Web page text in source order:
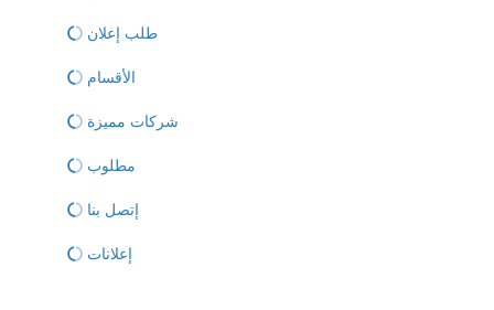
طلب إعلان
الأقسام
شركات مميزة
مطلوب
إتصل بنا
إعلانات